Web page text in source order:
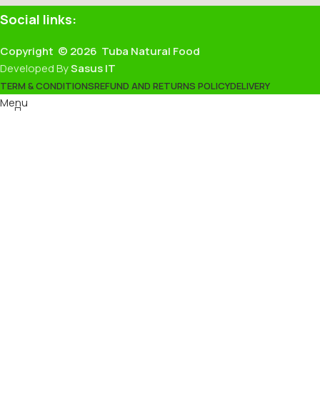
Social links:
Copyright © 2026 Tuba Natural Food
Developed BySasus IT
TERM & CONDITIONSREFUND AND RETURNS POLICYDELIVERY
Menu